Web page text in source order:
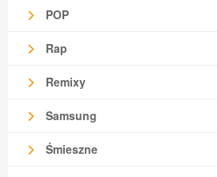
POP
Rap
Remixy
Samsung
Śmieszne